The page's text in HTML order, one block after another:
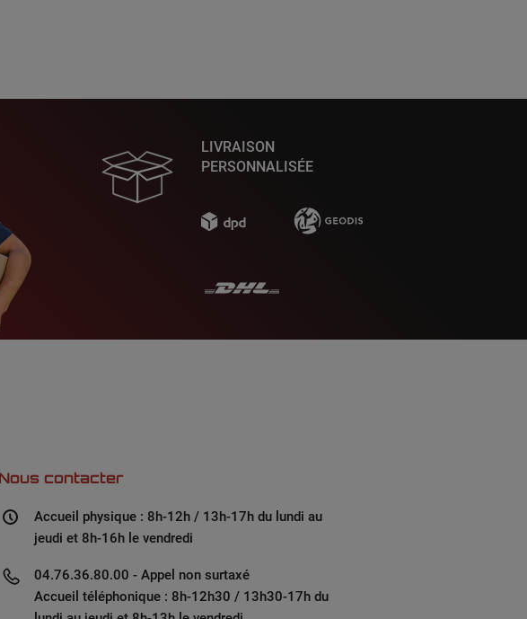
LIVRAISON
PERSONNALISÉE
Nous contacter
Accueil physique : 8h-12h / 13h-17h du lundi au
jeudi et 8h-16h le vendredi
04.76.36.80.00 - Appel non surtaxé
Accueil téléphonique : 8h-12h30 / 13h30-17h du